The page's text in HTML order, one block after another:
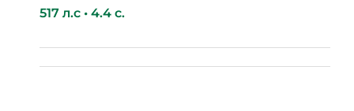
517 л.с • 4.4 с.